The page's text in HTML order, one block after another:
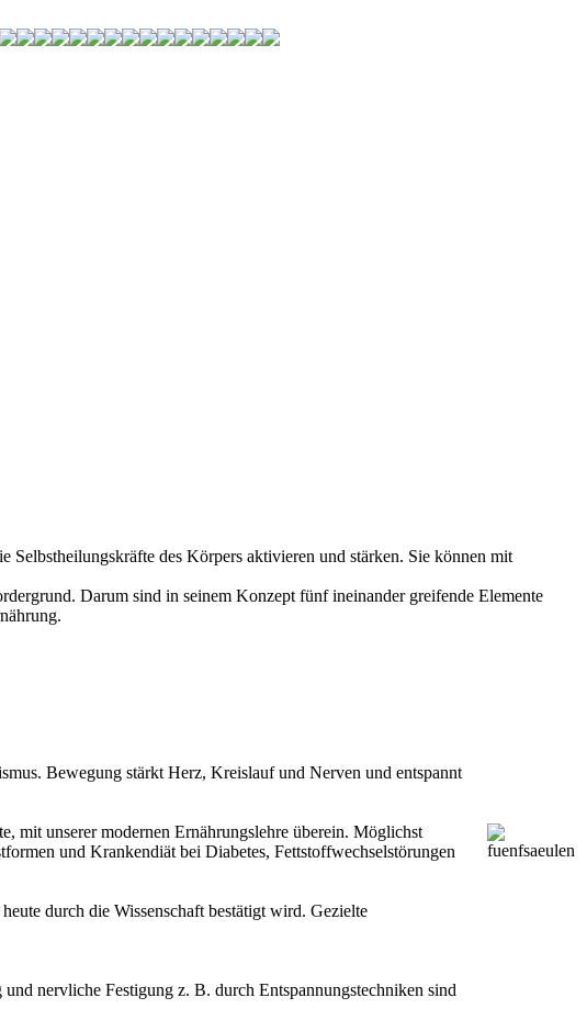
des Körpers aktivieren und stärken. Sie können mit
Darum sind in seinem Konzept fünf ineinander greifende Elemente
Bewegung stärkt Herz, Kreislauf und Nerven und entspannt
mit unserer modernen Ernährungslehre überein. Möglichst
und Krankendiät bei Diabetes, Fettstoffwechselstörungen
durch die Wissenschaft bestätigt wird. Gezielte
nervliche Festigung z. B. durch Entspannungstechniken sind